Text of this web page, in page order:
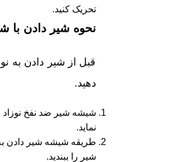
تحریک کنید.
نحوه شیر دادن
قبل از شیر دادن به
دهید.
شیشه شیر ضد نفخ نوزاد
نماید.
طریقه شیشه شیر دادن
شیر را ببندید.